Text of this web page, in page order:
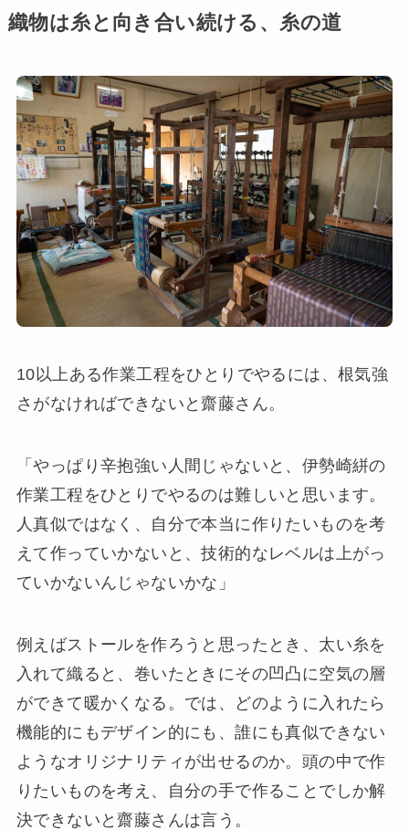
織物は糸と向き合い続ける、糸の道
10以上ある作業工程をひとりでやるには、根気強
さがなければできないと齋藤さん。
「やっぱり辛抱強い人間じゃないと、伊勢崎絣の
作業工程をひとりでやるのは難しいと思います。
人真似ではなく、自分で本当に作りたいものを考
えて作っていかないと、技術的なレベルは上がっ
ていかないんじゃないかな」
例えばストールを作ろうと思ったとき、太い糸を
入れて織ると、巻いたときにその凹凸に空気の層
ができて暖かくなる。では、どのように入れたら
機能的にもデザイン的にも、誰にも真似できない
ようなオリジナリティが出せるのか。頭の中で作
りたいものを考え、自分の手で作ることでしか解
決できないと齋藤さんは言う。